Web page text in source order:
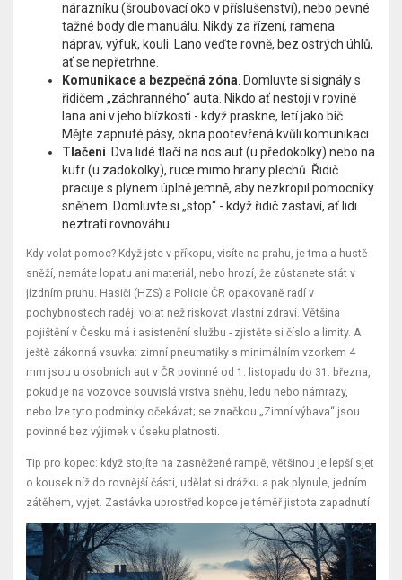
nárazníku (šroubovací oko v příslušenství), nebo pevné
tažné body dle manuálu. Nikdy za řízení, ramena
náprav, výfuk, kouli. Lano veďte rovně, bez ostrých úhlů,
ať se nepřetrhne.
Komunikace a bezpečná zóna . Domluvte si signály s
řidičem „záchranného“ auta. Nikdo ať nestojí v rovině
lana ani v jeho blízkosti - když praskne, letí jako bič.
Mějte zapnuté pásy, okna pootevřená kvůli komunikaci.
Tlačení. Dva lidé tlačí na nos aut (u předokolky) nebo na
kufr (u zadokolky), ruce mimo hrany plechů. Řidič
pracuje s plynem úplně jemně, aby nezkropil pomocníky
sněhem. Domluvte si „stop“ - když řidič zastaví, ať lidi
neztratí rovnováhu.
Kdy volat pomoc? Když jste v příkopu, visíte na prahu, je tma a hustě
sněží, nemáte lopatu ani materiál, nebo hrozí, že zůstanete stát v
jízdním pruhu. Hasiči (HZS) a Policie ČR opakovaně radí v
pochybnostech raději volat než riskovat vlastní zdraví. Většina
pojištění v Česku má i asistenční službu - zjistěte si číslo a limity. A
ještě zákonná vsuvka: zimní pneumatiky s minimálním vzorkem 4
mm jsou u osobních aut v ČR povinné od 1. listopadu do 31. března,
pokud je na vozovce souvislá vrstva sněhu, ledu nebo námrazy,
nebo lze tyto podmínky očekávat; se značkou „Zimní výbava“ jsou
povinné bez výjimek v úseku platnosti.
Tip pro kopec: když stojíte na zasněžené rampě, většinou je lepší sjet
o kousek níž do rovnější části, udělat si drážku a pak plynule, jedním
zátěhem, vyjet. Zastávka uprostřed kopce je téměř jistota zapadnutí.